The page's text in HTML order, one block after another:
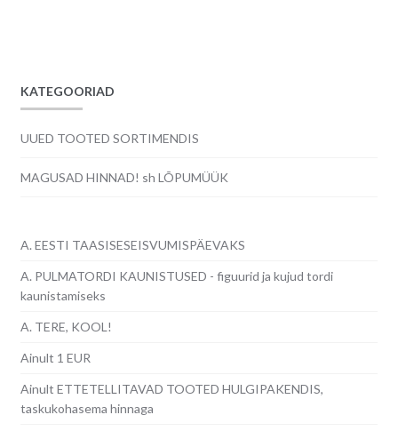
KATEGOORIAD
UUED TOOTED SORTIMENDIS
MAGUSAD HINNAD! sh LÕPUMÜÜK
A. EESTI TAASISESEISVUMISPÄEVAKS
A. PULMATORDI KAUNISTUSED - figuurid ja kujud tordi
kaunistamiseks
A. TERE, KOOL!
Ainult 1 EUR
Ainult ETTETELLITAVAD TOOTED HULGIPAKENDIS,
taskukohasema hinnaga